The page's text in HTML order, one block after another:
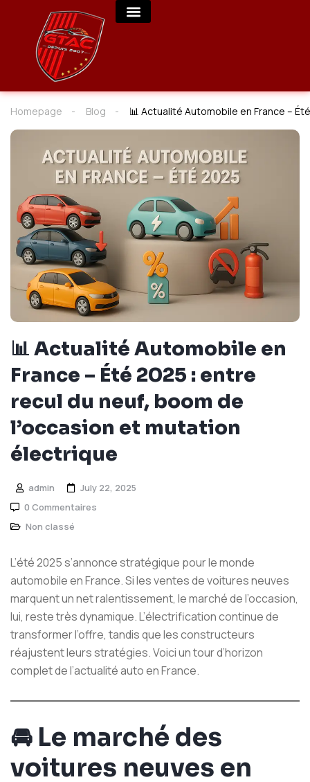
Homepage Blog 📊 Actualité Automobile en France –
📊 Actualité Automobile en
France – Été 2025 : entre
recul du neuf, boom de
l’occasion et mutation
électrique
admin
July 22, 2025
0 Commentaires
Non classé
L’été 2025 s’annonce stratégique pour le monde
automobile en France. Si les ventes de voitures neuves
marquent un net ralentissement, le marché de l’occasion,
lui, reste très dynamique. L’électrification continue de
transformer l’offre, tandis que les constructeurs
réajustent leurs stratégies. Voici un tour d’horizon
complet de l’actualité auto en France.
🚘 Le marché des
voitures neuves en